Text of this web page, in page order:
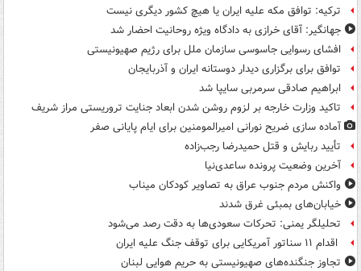
ترکیه: توافق مکه علیه ایران یا هیچ کشور دیگری نیست
جهانگیر: آقای خرازی به دادگاه ویژه روحانیت احضار شد
افشای رسوایی جاسوسی سازمان ملل برای رژیم صهیونیستی
توافق برای برگزاری دیدار دوستانه ایران و آذربایجان
ابراهیم صادقی سرمربی سایپا شد
تاکید وزارت خارجه بر لزوم روشن شدن ابعاد جنایت تروریستی مراز شریف
آماده سازی ضریح نورانی امیرالمومنین برای ایام پایانی صفر
تأیید ربایش و قتل حمیدرضا رجب‌زاده
آخرین وضعیت پرونده ساعدی‌نیا
واکنش مردم جنوب عراق به تصاویر کودکان میناب
خیابان‌های بمبئی غرق شدند
تحلیلگر یمنی: تحرکات سعودی‌ها به دقت رصد می‌شود
اقدام ۱۱ سناتور آمریکایی برای توقف جنگ علیه ایران
تجاوز جنگنده‌های صهیونیستی به حریم هوایی لبنان